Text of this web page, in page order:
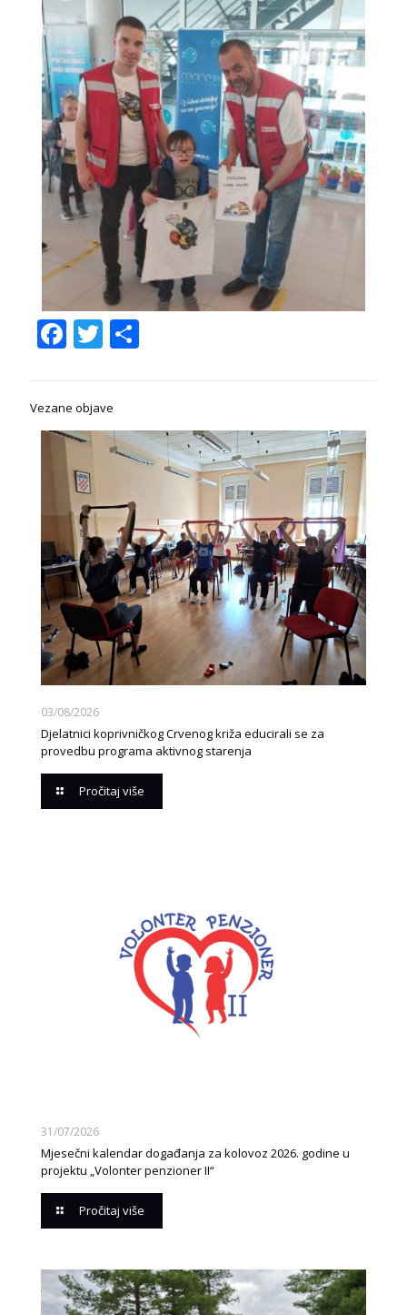
Facebook
Twitter
Share
Vezane objave
03/08/2026
Djelatnici koprivničkog Crvenog križa educirali se za
provedbu programa aktivnog starenja
Pročitaj više
31/07/2026
Mjesečni kalendar događanja za kolovoz 2026. godine u
projektu „Volonter penzioner II“
Pročitaj više